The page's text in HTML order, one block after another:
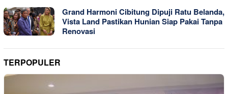
Grand Harmoni Cibitung Dipuji Ratu Belanda,
Vista Land Pastikan Hunian Siap Pakai Tanpa
Renovasi
TERPOPULER